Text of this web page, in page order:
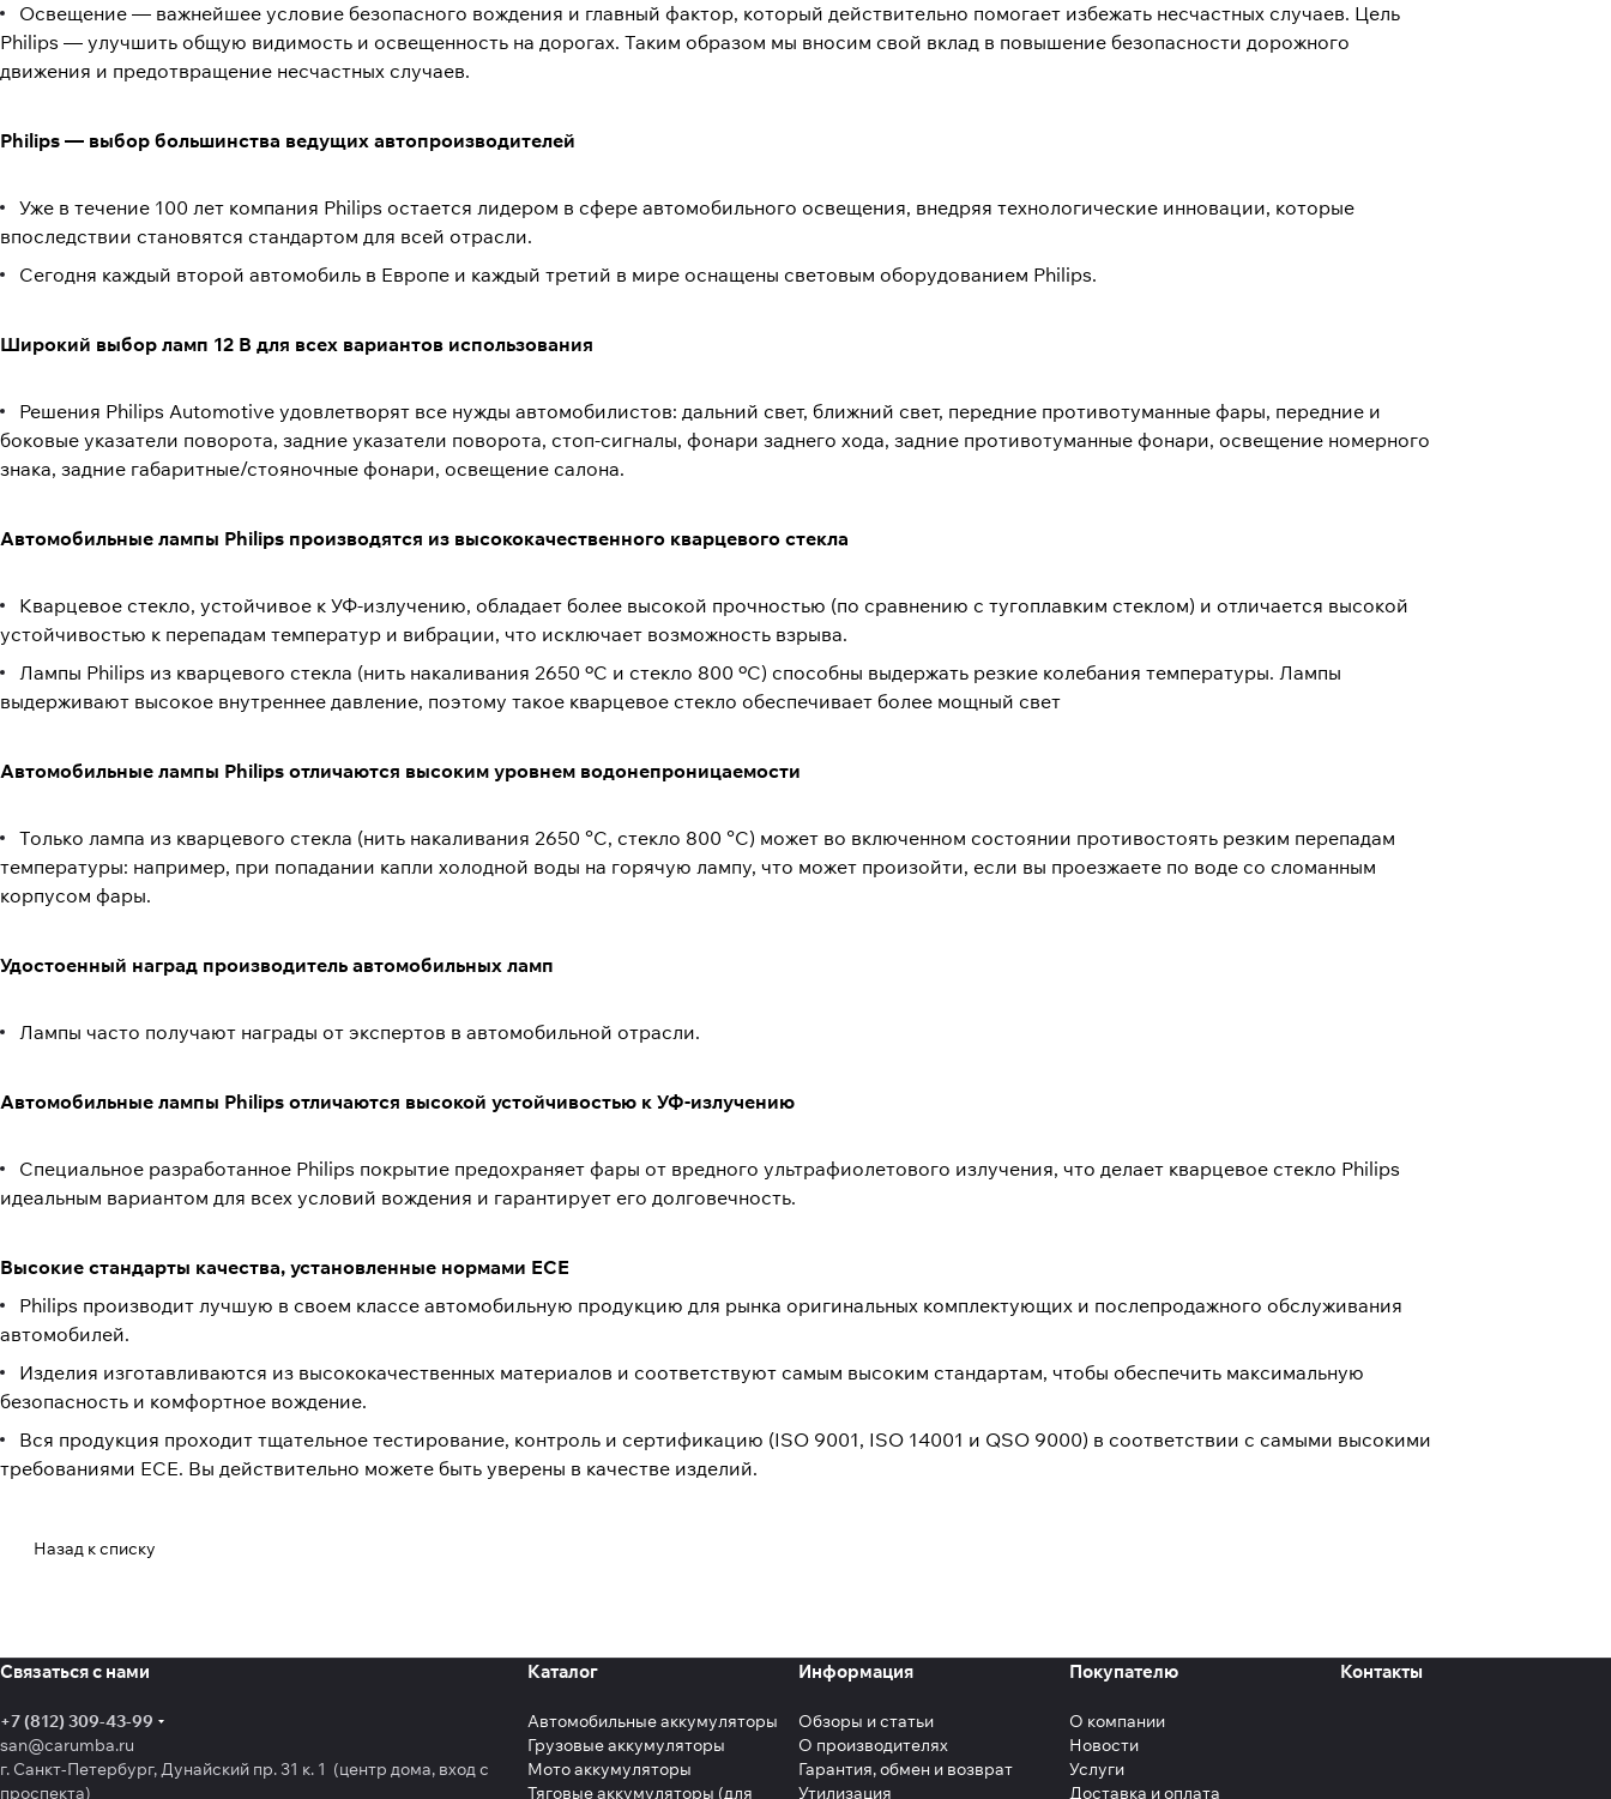
Освещение — важнейшее условие безопасного вождения и главный фактор, который действительно помогает избежать несчастных случаев. Цель
Philips — улучшить общую видимость и освещенность на дорогах. Таким образом мы вносим свой вклад в повышение безопасности дорожного
движения и предотвращение несчастных случаев.
Philips — выбор большинства ведущих автопроизводителей
Уже в течение 100 лет компания Philips остается лидером в сфере автомобильного освещения, внедряя технологические инновации, которые
впоследствии становятся стандартом для всей отрасли.
Сегодня каждый второй автомобиль в Европе и каждый третий в мире оснащены световым оборудованием Philips.
Широкий выбор ламп 12 В для всех вариантов использования
Решения Philips Automotive удовлетворят все нужды автомобилистов: дальний свет, ближний свет, передние противотуманные фары, передние и
боковые указатели поворота, задние указатели поворота, стоп-сигналы, фонари заднего хода, задние противотуманные фонари, освещение номерного
знака, задние габаритные/стояночные фонари, освещение салона.
Автомобильные лампы Philips производятся из высококачественного кварцевого стекла
Кварцевое стекло, устойчивое к УФ-излучению, обладает более высокой прочностью (по сравнению с тугоплавким стеклом) и отличается высокой
устойчивостью к перепадам температур и вибрации, что исключает возможность взрыва.
Лампы Philips из кварцевого стекла (нить накаливания 2650 ºC и стекло 800 ºC) способны выдержать резкие колебания температуры. Лампы
выдерживают высокое внутреннее давление, поэтому такое кварцевое стекло обеспечивает более мощный свет
Автомобильные лампы Philips отличаются высоким уровнем водонепроницаемости
Только лампа из кварцевого стекла (нить накаливания 2650 °C, стекло 800 °C) может во включенном состоянии противостоять резким перепадам
температуры: например, при попадании капли холодной воды на горячую лампу, что может произойти, если вы проезжаете по воде со сломанным
корпусом фары.
Удостоенный наград производитель автомобильных ламп
Лампы часто получают награды от экспертов в автомобильной отрасли.
Автомобильные лампы Philips отличаются высокой устойчивостью к УФ-излучению
Специальное разработанное Philips покрытие предохраняет фары от вредного ультрафиолетового излучения, что делает кварцевое стекло Philips
идеальным вариантом для всех условий вождения и гарантирует его долговечность.
Высокие стандарты качества, установленные нормами ECE
Philips производит лучшую в своем классе автомобильную продукцию для рынка оригинальных комплектующих и послепродажного обслуживания
автомобилей.
Изделия изготавливаются из высококачественных материалов и соответствуют самым высоким стандартам, чтобы обеспечить максимальную
безопасность и комфортное вождение.
Вся продукция проходит тщательное тестирование, контроль и сертификацию (ISO 9001, ISO 14001 и QSO 9000) в соответствии с самыми высокими
требованиями ECE. Вы действительно можете быть уверены в качестве изделий.
Назад к списку
Связаться с нами
+7 (812) 309-43-99
san@carumba.ru
г. Санкт-Петербург, Дунайский пр. 31 к. 1 (центр дома, вход с
проспекта)
Каталог
Автомобильные аккумуляторы
Грузовые аккумуляторы
Мото аккумуляторы
Тяговые аккумуляторы (для
Информация
Обзоры и статьи
О производителях
Гарантия, обмен и возврат
Утилизация
Покупателю
О компании
Новости
Услуги
Доставка и оплата
Контакты